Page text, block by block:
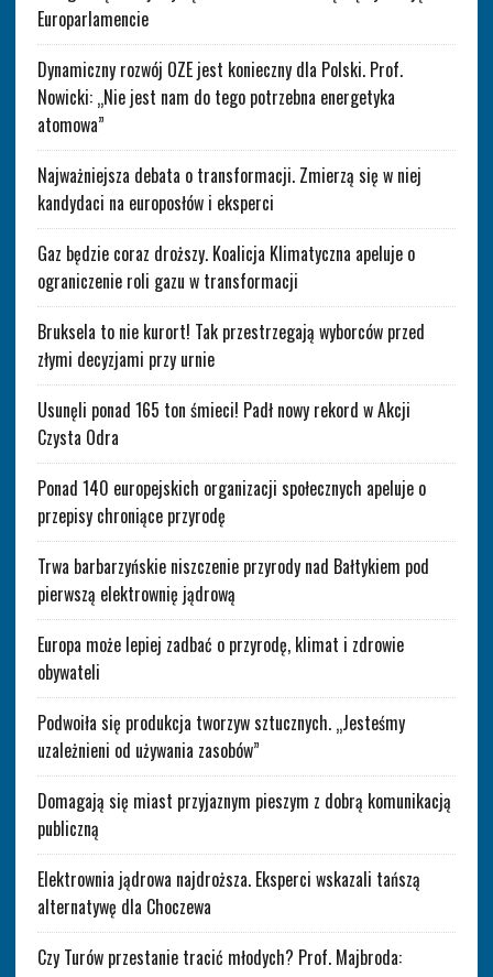
Europarlamencie
Dynamiczny rozwój OZE jest konieczny dla Polski. Prof.
Nowicki: „Nie jest nam do tego potrzebna energetyka
atomowa”
Najważniejsza debata o transformacji. Zmierzą się w niej
kandydaci na europosłów i eksperci
Gaz będzie coraz droższy. Koalicja Klimatyczna apeluje o
ograniczenie roli gazu w transformacji
Bruksela to nie kurort! Tak przestrzegają wyborców przed
złymi decyzjami przy urnie
Usunęli ponad 165 ton śmieci! Padł nowy rekord w Akcji
Czysta Odra
Ponad 140 europejskich organizacji społecznych apeluje o
przepisy chroniące przyrodę
Trwa barbarzyńskie niszczenie przyrody nad Bałtykiem pod
pierwszą elektrownię jądrową
Europa może lepiej zadbać o przyrodę, klimat i zdrowie
obywateli
Podwoiła się produkcja tworzyw sztucznych. „Jesteśmy
uzależnieni od używania zasobów”
Domagają się miast przyjaznym pieszym z dobrą komunikacją
publiczną
Elektrownia jądrowa najdroższa. Eksperci wskazali tańszą
alternatywę dla Choczewa
Czy Turów przestanie tracić młodych? Prof. Majbroda: